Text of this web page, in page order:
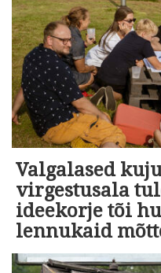
Valgalased
virgestusala
ideekorje tõi
lennukaid